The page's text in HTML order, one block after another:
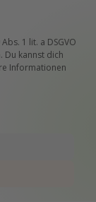
1 lit. a DSGVO
Du kannst dich
Informationen